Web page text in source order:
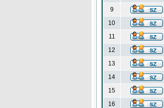
9
10
11
12
13
14
15
16